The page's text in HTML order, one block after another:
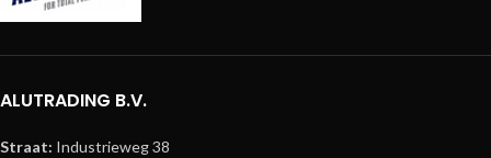
ALUTRADING B.V.
Straat: Industrieweg 38